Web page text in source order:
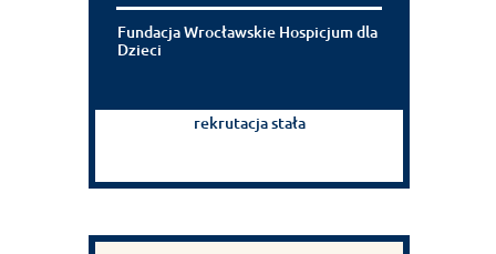
Fundacja Wrocławskie Hospicjum dla
Dzieci
rekrutacja stała